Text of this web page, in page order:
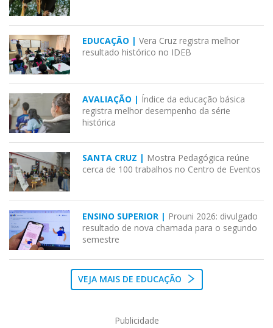
EDUCAÇÃO | Vera Cruz registra melhor
resultado histórico no IDEB
AVALIAÇÃO | Índice da educação básica
registra melhor desempenho da série
histórica
SANTA CRUZ | Mostra Pedagógica reúne
cerca de 100 trabalhos no Centro de Eventos
ENSINO SUPERIOR | Prouni 2026: divulgado
resultado de nova chamada para o segundo
semestre
VEJA MAIS DE EDUCAÇÃO
Publicidade